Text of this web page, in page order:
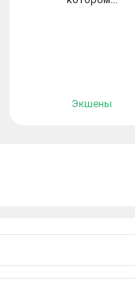
Экшены